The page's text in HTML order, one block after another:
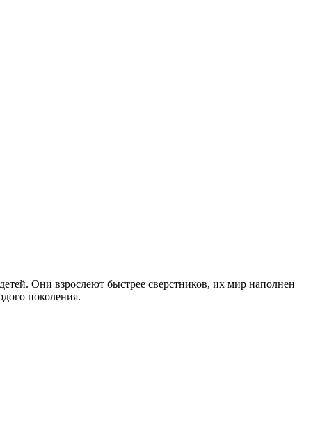
Они взрослеют быстрее сверстников, их мир наполнен
поколения.